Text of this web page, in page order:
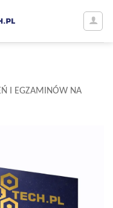
I EGZAMINÓW NA